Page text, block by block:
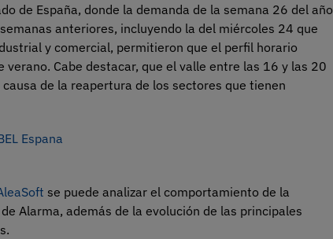
de España, donde la demanda de la semana 26 del año
anteriores, incluyendo la del miércoles 24 que
y comercial, permitieron que el perfil horario
Cabe destacar, que el valle entre las 16 y las 20
de la reapertura de los sectores que tienen
se puede analizar el comportamiento de la
Alarma, además de la evolución de las principales